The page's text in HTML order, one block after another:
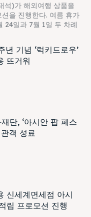
석)가 해외여행 상품을
션을 진행한다. 여름 휴가
24일과 7월 1일 두 차례
년 기념 ‘럭키드로우’
뜨거워
단, ‘아시안 팝 페스
객 성료
신세계면세점 아시
립 프로모션 진행